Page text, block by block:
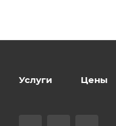
Услуги Цены